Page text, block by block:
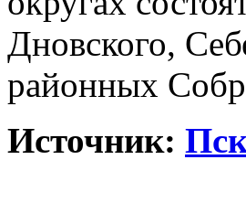
Дновского,
районных
Источник: